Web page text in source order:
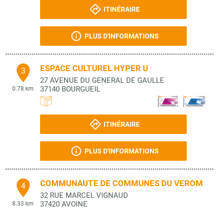
ITINÉRAIRE
PLUS D'INFORMATIONS
3
0.78 km
ESPACE CULTUREL HYPER U
27 AVENUE DU GENERAL DE GAULLE
37140 BOURGUEIL
ITINÉRAIRE
PLUS D'INFORMATIONS
4
8.33 km
COMMUNAUTE DE COMMUNES DU VEROM
32 RUE MARCEL VIGNAUD
37420 AVOINE